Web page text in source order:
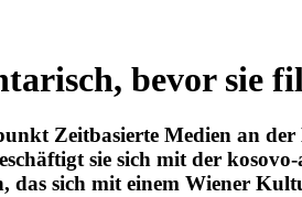
bevor sie
Zeitbasierte Medien an
sie sich mit der
das sich mit einem Wiener